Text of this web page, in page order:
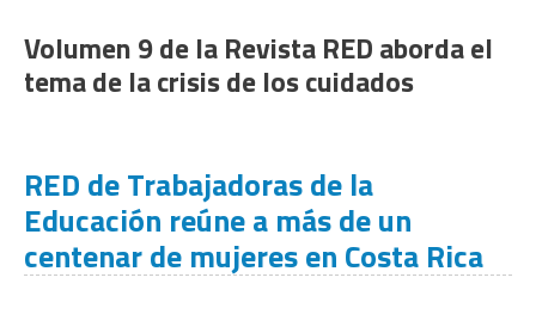
Volumen 9 de la Revista RED aborda el
tema de la crisis de los cuidados
RED de Trabajadoras de la
Educación reúne a más de un
centenar de mujeres en Costa Rica